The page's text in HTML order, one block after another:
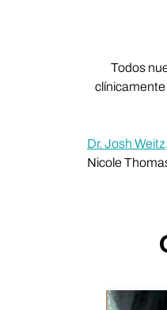
Todos
Dr. Josh
Nicole